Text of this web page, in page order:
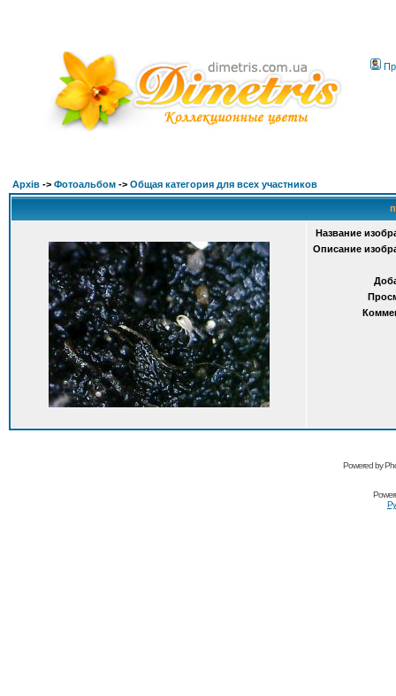
Архів -> Фотоальбом -> Общая категория для всех участников
Название
Описание
Powered by